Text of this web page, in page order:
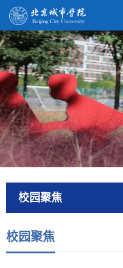
校园聚焦
校园聚焦